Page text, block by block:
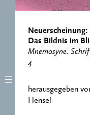
Das Bildnis im
Mnemosyne.
4
herausgegeben
Hensel